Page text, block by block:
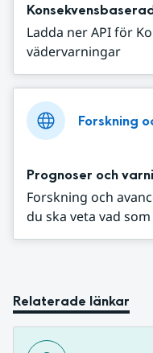
Ladda ner API för
vädervarningar
Forskning
Prognoser och
Forskning och
du ska veta vad som
Relaterade länkar